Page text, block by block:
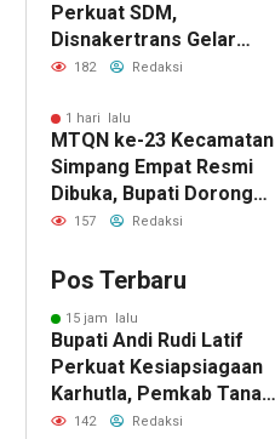
Perkuat SDM,
Disnakertrans Gelar
Pelatihan Desain Grafis
182 Redaksi
1 hari lalu
MTQN ke-23 Kecamatan
Simpang Empat Resmi
Dibuka, Bupati Dorong
Lahirnya Generasi
157 Redaksi
Pos Terbaru
15 jam lalu
Bupati Andi Rudi Latif
Perkuat Kesiapsiagaan
Karhutla, Pemkab Tanah
Bumbu Aktifkan Posko
142 Redaksi